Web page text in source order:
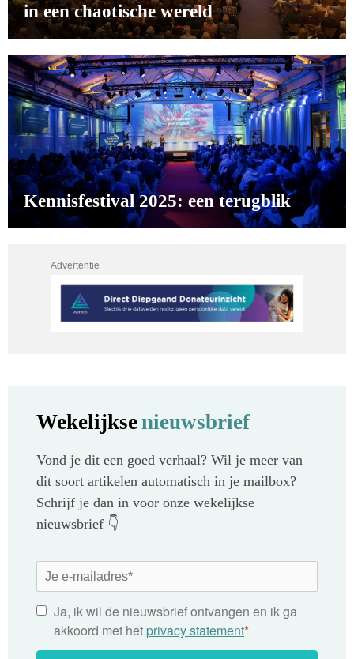
in een chaotische wereld
Kennisfestival 2025: een terugblik
Advertentie
Wekelijksenieuwsbrief
Vond je dit een goed verhaal? Wil je meer van
dit soort artikelen automatisch in je mailbox?
Schrijf je dan in voor onze wekelijkse
nieuwsbrief 👇
Ja, ik wil de nieuwsbrief ontvangen en ik ga
akkoord met het privacy statement*